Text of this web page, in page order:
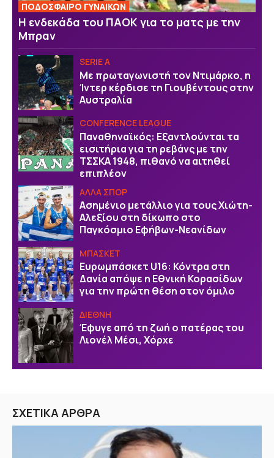
ΠΟΔΟΣΦΑΙΡΟ ΓΥΝΑΙΚΩΝ
Η ενδεκάδα του ΠΑΟΚ για το ματς με την
Μπραν
SERIE A
Με πρωταγωνιστή τον Ντιμάρκο, η
Ίντερ κέρδισε τη Γιουβέντους στην
Αυστραλία
CONFERENCE LEAGUE
Παναθηναϊκός: Εξαντλούνται τα
εισιτήρια για τη ρεβάνς με την
ΤΣΣΚΑ 1948, πιθανό να αιτηθεί
επιπλέον
ΑΛΛΑ ΣΠΟΡ
Ασημένιο μετάλλιο για τους Χιώτη-
Αλεξίου στη δίκωπο στο
Παγκόσμιο Εφήβων-Νεανίδων
ΜΠΑΣΚΕΤ
Ευρωμπάσκετ U16: Κόντρα στη
Δανία απόψε η Εθνική Κορασίδων
για την πρώτη θέση στον όμιλο
ΔΙΕΘΝΗ
Έφυγε από τη ζωή ο πατέρας του
Λιονέλ Μέσι, Χόρχε
ΣΧΕΤΙΚΑ ΑΡΘΡΑ